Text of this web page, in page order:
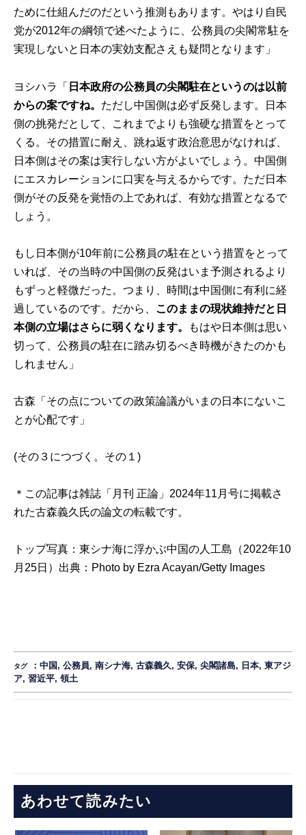
ために仕組んだのだという推測もあります。やはり自民
党が2012年の綱領で述べたように、公務員の尖閣常駐を
実現しないと日本の実効支配さえも疑問となります」
ヨシハラ「 日本政府の公務員の尖閣駐在というのは以前
からの案ですね。 ただし中国側は必ず反発します。日本
側の挑発だとして、これまでよりも強硬な措置をとって
くる。その措置に耐え、跳ね返す政治意思がなければ、
日本側はその案は実行しない方がよいでしょう。中国側
にエスカレーションに口実を与えるからです。ただ日本
側がその反発を覚悟の上であれば、有効な措置となるで
しょう。
もし日本側が10年前に公務員の駐在という措置をとって
いれば、その当時の中国側の反発はいま予測されるより
もずっと軽微だった。つまり、時間は中国側に有利に経
過しているのです。だから、 このままの現状維持だと日
本側の立場はさらに弱くなります。
もはや日本側は思い
切って、公務員の駐在に踏み切るべき時機がきたのかも
しれません」
古森「その点についての政策論議がいまの日本にないこ
とが心配です」
(その３につづく。 その１)
＊この記事は雑誌「月刊 正論」2024年11月号に掲載さ
れた古森義久氏の論文の転載です。
トップ写真：東シナ海に浮かぶ中国の人工島（2022年10
月25日）出典： Photo by Ezra Acayan/Getty Images
タグ ：中国 ,公務員,南シナ海,古森義久 ,安保,尖閣諸島, 日本,東アジ
ア,習近平,領土
あわせて読みたい